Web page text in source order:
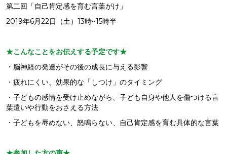
第二回「自己肯定感を育む言葉がけ」
2019年6月22日（土）13時~15時半
★こんなことをお伝えする予定です★
・脳神経の発達がその後の成長に与える影響
・疲れにくい、効果的な「しつけ」のタイミング
・子どもの感情を受け止めながら、子ども自身や他人を傷つける言
葉遣いや行動をおさえる方法
・子どもを辱めない、怒鳴らない、自己肯定感を育む具体的な言葉